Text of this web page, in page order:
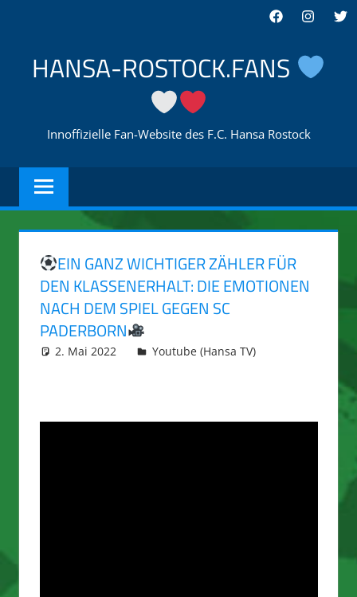
springen
Facebook
HANSA-ROSTOCK.FANS
Innoffizielle Fan-Website des F.C. Hansa Rostock
EIN GANZ WICHTIGER ZÄHLER FÜR
DEN KLASSENERHALT: DIE EMOTIONEN
NACH DEM SPIEL GEGEN SC
PADERBORN
2. Mai 2022 integromat
Youtube (Hansa TV)